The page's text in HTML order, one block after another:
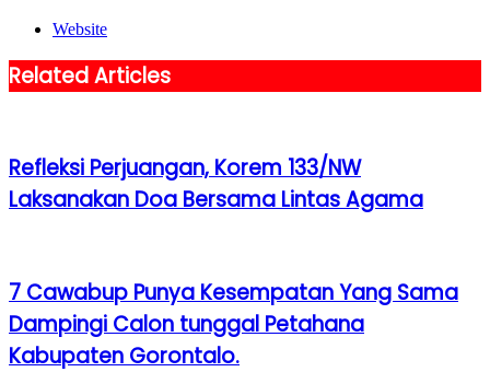
Website
Related Articles
Refleksi Perjuangan, Korem 133/NW
Laksanakan Doa Bersama Lintas Agama
7 Cawabup Punya Kesempatan Yang Sama
Dampingi Calon tunggal Petahana
Kabupaten Gorontalo.